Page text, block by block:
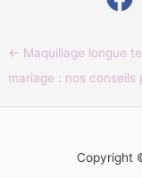
← Maquillage longue
mariage : nos conseils
Copyright